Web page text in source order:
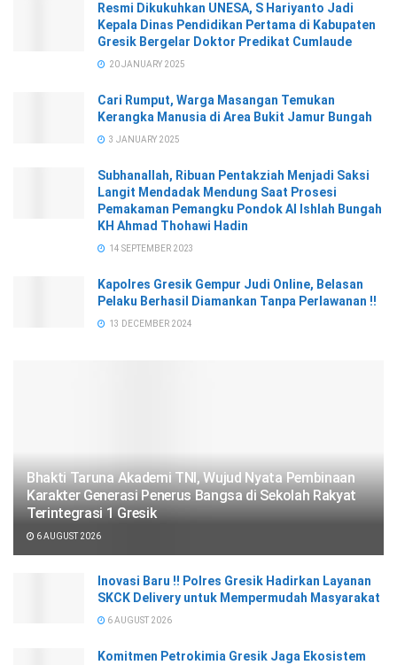
Resmi Dikukuhkan UNESA, S Hariyanto Jadi
Kepala Dinas Pendidikan Pertama di Kabupaten
Gresik Bergelar Doktor Predikat Cumlaude
20 JANUARY 2025
Cari Rumput, Warga Masangan Temukan
Kerangka Manusia di Area Bukit Jamur Bungah
3 JANUARY 2025
Subhanallah, Ribuan Pentakziah Menjadi Saksi
Langit Mendadak Mendung Saat Prosesi
Pemakaman Pemangku Pondok Al Ishlah Bungah
KH Ahmad Thohawi Hadin
14 SEPTEMBER 2023
Kapolres Gresik Gempur Judi Online, Belasan
Pelaku Berhasil Diamankan Tanpa Perlawanan !!
13 DECEMBER 2024
Bhakti Taruna Akademi TNI, Wujud Nyata Pembinaan
Karakter Generasi Penerus Bangsa di Sekolah Rakyat
Terintegrasi 1 Gresik
6 AUGUST 2026
Inovasi Baru !! Polres Gresik Hadirkan Layanan
SKCK Delivery untuk Mempermudah Masyarakat
6 AUGUST 2026
Komitmen Petrokimia Gresik Jaga Ekosistem